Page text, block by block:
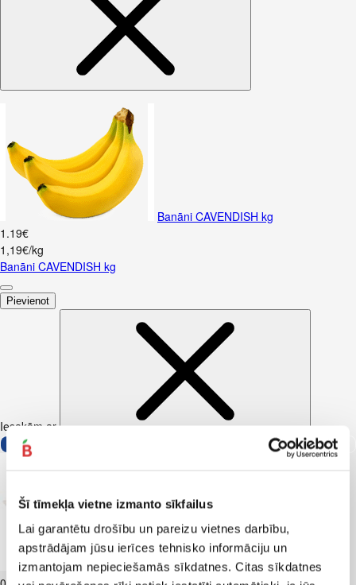
Šī tīmekļa vietne izmanto sīkfailus
Lai garantētu drošību un pareizu vietnes darbību,
apstrādājam jūsu ierīces tehnisko informāciju un
izmantojam nepieciešamās sīkdatnes. Citas sīkdatnes
Banāni CAVENDISH kg
1 .19€
1,19€/kg
Banāni CAVENDISH kg
Pievienot
Iesakām ar
Biezpiens 9% VALMIERA 180g